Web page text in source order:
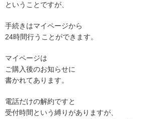
ということですが、
手続きはマイページから
24時間行うことができます。
マイページは
ご購入後のお知らせに
書かれてあります。
電話だけの解約ですと
受付時間という縛りがありますが、